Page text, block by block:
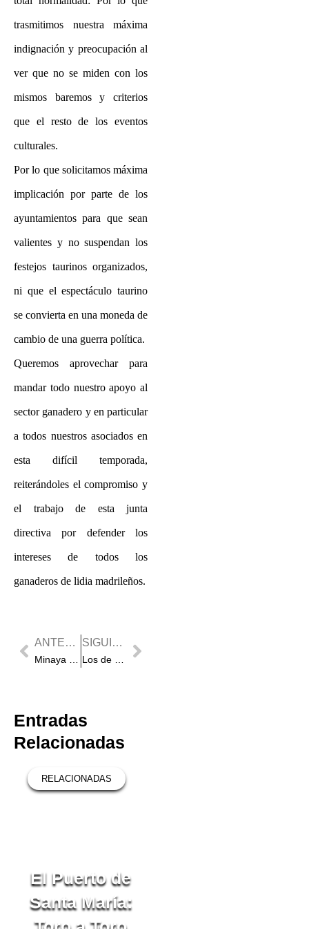
trasmitimos nuestra máxima
indignación y preocupación al
ver que no se miden con los
mismos baremos y criterios
que el resto de los eventos
culturales.
Por lo que solicitamos máxima
implicación por parte de los
ayuntamientos para que sean
valientes y no suspendan los
festejos taurinos organizados,
ni que el espectáculo taurino
se convierta en una moneda de
cambio de una guerra política.
Queremos aprovechar para
mandar todo nuestro apoyo al
sector ganadero y en particular
a todos nuestros asociados en
esta difícil temporada,
reiterándoles el compromiso y
el trabajo de esta junta
directiva por defender los
intereses de todos los
ganaderos de lidia madrileños.
Prev ANTERIOR SIGUIENTE
Entradas
Relacionadas
RELACIONADAS
El Puerto de
Santa María: